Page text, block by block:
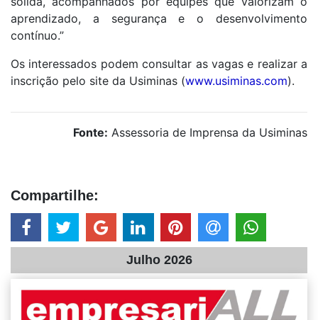
aprendizado, a segurança e o desenvolvimento
contínuo.”
Os interessados podem consultar as vagas e realizar a
inscrição pelo site da Usiminas (www.usiminas.com).
Fonte: Assessoria de Imprensa da Usiminas
Compartilhe:
Julho 2026